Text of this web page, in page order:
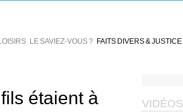
LE SAVIEZ-VOUS ? FAITS DIVERS & JUSTICE
étaient à
VIDÉOS